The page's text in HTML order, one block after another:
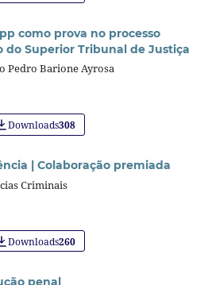
como prova no processo
Superior Tribunal de Justiça
Pedro Barione Ayrosa
Downloads308
| Colaboração premiada
Criminais
Downloads260
penal